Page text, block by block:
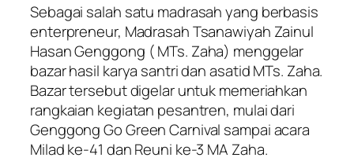
Sebagai salah satu madrasah yang berbasis
enterpreneur, Madrasah Tsanawiyah Zainul
Hasan Genggong ( MTs. Zaha) menggelar
bazar hasil karya santri dan asatid MTs. Zaha.
Bazar tersebut digelar untuk memeriahkan
rangkaian kegiatan pesantren, mulai dari
Genggong Go Green Carnival sampai acara
Milad ke-41 dan Reuni ke-3 MA Zaha.